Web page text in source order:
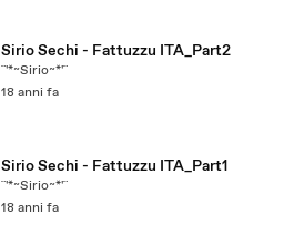
Sirio Sechi - Fattuzzu ITA_Part2
¨'*~Sirio~*'¨
18 anni fa
Sirio Sechi - Fattuzzu ITA_Part1
¨'*~Sirio~*'¨
18 anni fa